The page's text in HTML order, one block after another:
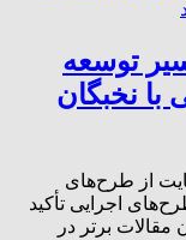
توسعه
نخبگان
از طرح‌های
اجرایی تأکید
برتر در